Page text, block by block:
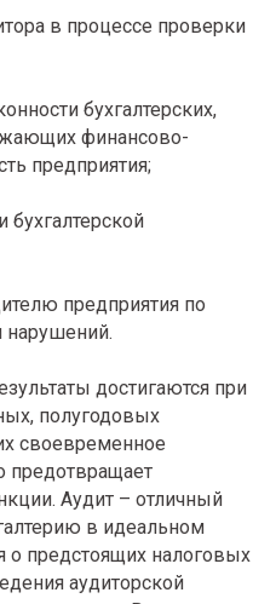
в процессе проверки
бухгалтерских,
финансово-
предприятия;
бухгалтерской
предприятия по
нарушений.
достигаются при
полугодовых
своевременное
предотвращает
Аудит – отличный
в идеальном
о предстоящих налоговых
аудиторской